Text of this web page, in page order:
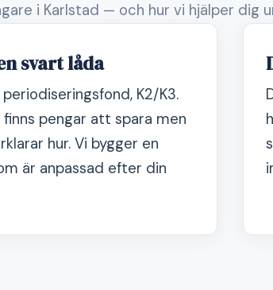
i Karlstad — och hur vi hjälper dig
svart låda
periodiseringsfond, K2/K3.
pengar att spara men
hur. Vi bygger en
är anpassad efter din